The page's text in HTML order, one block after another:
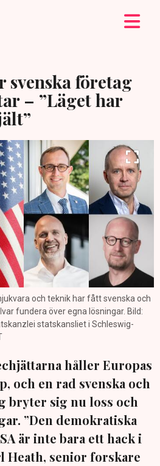
svenska företag
– ”Läget har
och teknik har fått svenska och
fundera över egna lösningar. Bild:
statskansliet i Schleswig-
håller Europas
och en rad svenska och
bryter sig nu loss och
”Den demokratiska
är inte bara ett hack i
Heath, senior forskare